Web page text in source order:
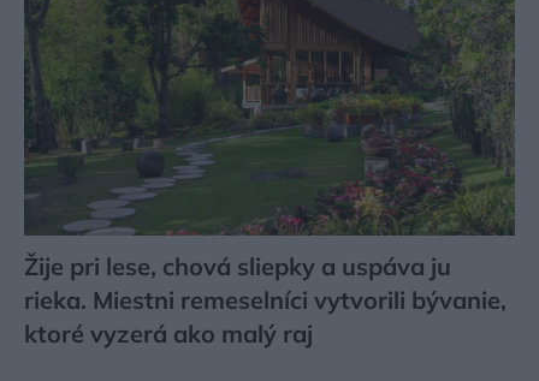
Žije pri lese, chová sliepky a uspáva ju
rieka. Miestni remeselníci vytvorili bývanie,
ktoré vyzerá ako malý raj